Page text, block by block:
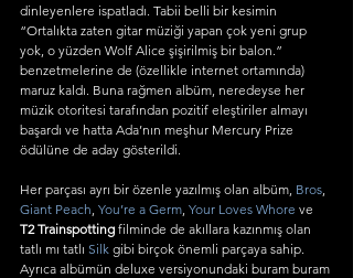
dinleyenlere ispatladı. Tabii belli bir kesimin
“Ortalıkta zaten gitar müziği yapan çok yeni grup
yok, o yüzden Wolf Alice şişirilmiş bir balon.”
benzetmelerine de (özellikle internet ortamında)
maruz kaldı. Buna rağmen albüm, neredeyse her
müzik otoritesi tarafından pozitif eleştiriler almayı
başardı ve hatta Ada’nın meşhur Mercury Prize
ödülüne de aday gösterildi.
Her parçası ayrı bir özenle yazılmış olan albüm, Bros
Giant Peach You’re a Germ Your Loves Whore ve
T2 Trainspotting filminde de akıllara kazınmış olan
tatlı mı tatlı Silk gibi birçok önemli parçaya sahip.
Ayrıca albümün deluxe versiyonundaki buram buram